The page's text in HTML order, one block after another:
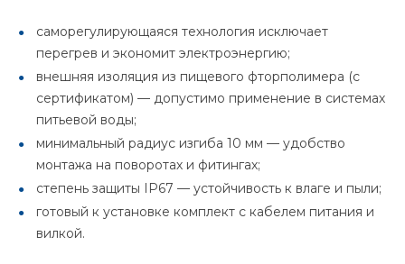
саморегулирующаяся технология исключает
перегрев и экономит электроэнергию;
внешняя изоляция из пищевого фторполимера (с
сертификатом) — допустимо применение в системах
питьевой воды;
минимальный радиус изгиба 10 мм — удобство
монтажа на поворотах и фитингах;
степень защиты IP67 — устойчивость к влаге и пыли;
готовый к установке комплект с кабелем питания и
вилкой.